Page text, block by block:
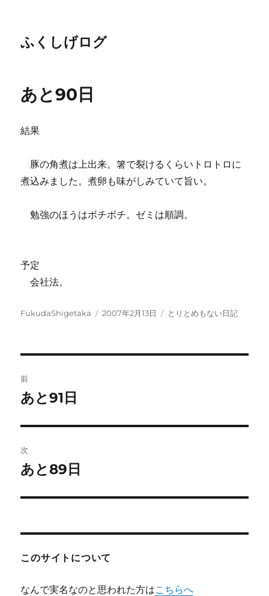
ふくしげログ
あと90日
結果
豚の角煮は上出来。箸で裂けるくらいトロトロに
煮込みました。煮卵も味がしみていて旨い。
勉強のほうはボチボチ。ゼミは順調。
予定
会社法。
投
FukudaShigetaka
投
2007年2月13日
カ
とりとめもない日記
稿
ビ
ゲ
ー
前
前
投
稿:
あと91日
次
次
投
あと89日
このサイトについて
なんで実名なのと思われた方はこちらへ